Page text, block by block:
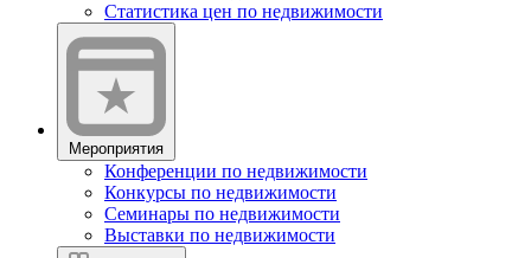
Статистика цен по недвижимости
Мероприятия
Конференции по недвижимости
Конкурсы по недвижимости
Семинары по недвижимости
Выставки по недвижимости